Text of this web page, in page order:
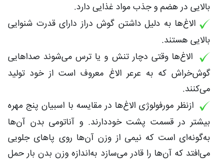
بالایی در هضم و جذب مواد غذایی دارد.
الاغ‌ها به دلیل داشتن گوش دراز دارای قدرت شنوایی
بالایی هستند.
الاغ‌ها وقتی دچار تنش و یا ترس می‌شوند صداهایی
گوش‌خراش که به عرعر الاغ معروف است از خود تولید
می‌کنند.
ازنظر مورفولوژی الاغ‌ها در مقایسه با اسبیان پنج مهره
بیشتر در قسمت پشت خوددارند. و آناتومی بدن آن‌ها
به‌گونه‌ای است که نیمی از وزن آن‌ها روی پاهای جلویی
می‌افتد که آن‌ها را قادر می‌سازد به‌اندازه وزن بدن بار حمل